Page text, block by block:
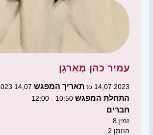
עמיר כהן מְאַרגֵן
תאריך המפגש 14,07 2023 to 14,07 2023
התחלת המפגש 10:50 - 12:00
חברים
8 זמין
2 הוזמן